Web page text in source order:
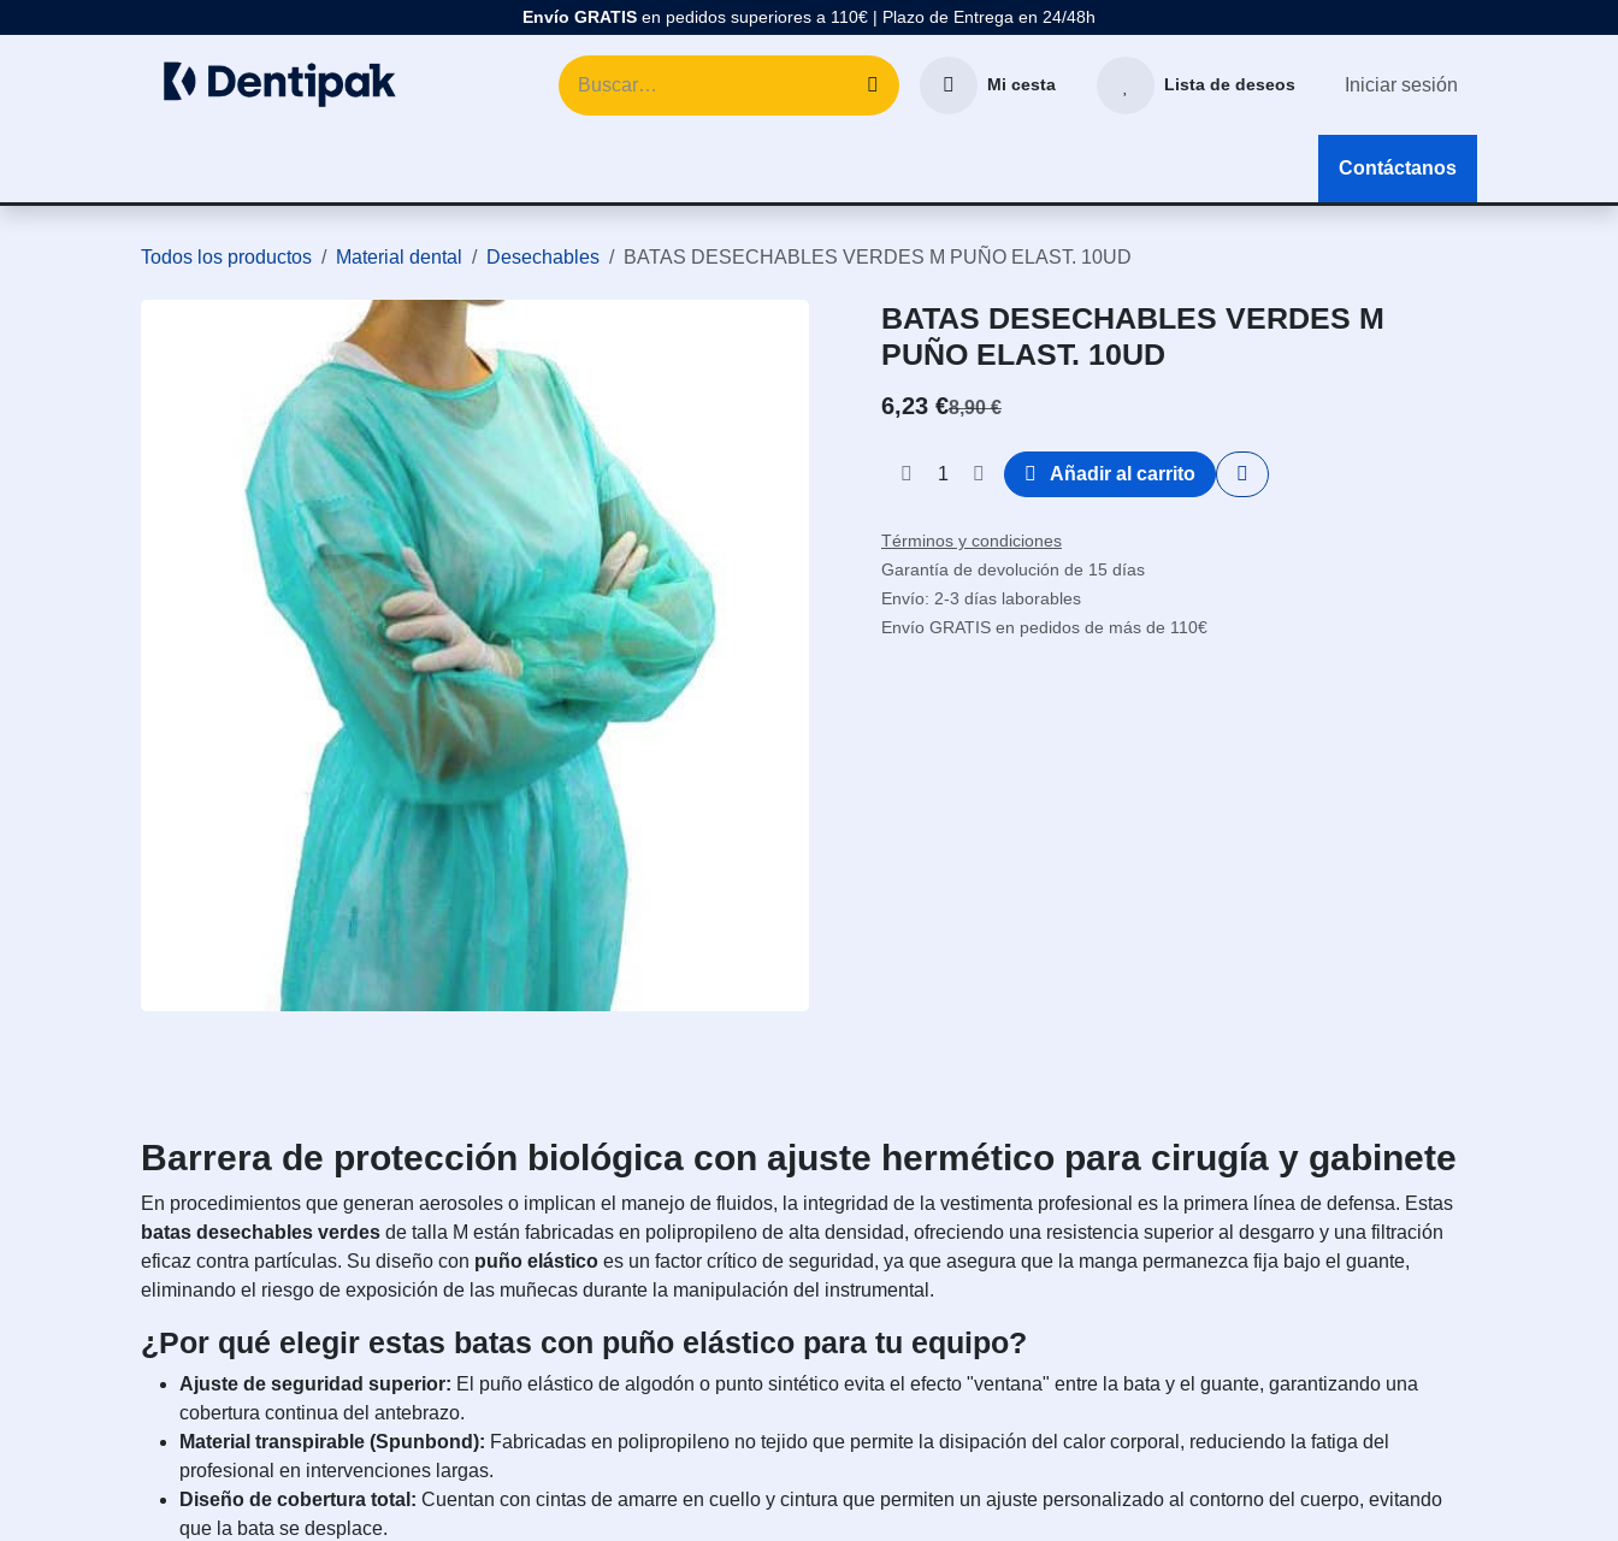
Envío GRATIS en pedidos superiores a 110€ | Plazo de Entrega en 24/48h
Mi cesta Lista de deseos Iniciar sesión
Contáctanos
Todos los productos Material dental Desechables BATAS DESECHABLES VERDES M PUÑO ELAST. 10UD
BATAS DESECHABLES VERDES M
PUÑO ELAST. 10UD
6,23 €8,90€
Añadir al carrito
Términos y condiciones
Garantía de devolución de 15 días
Envío: 2-3 días laborables
Envío GRATIS en pedidos de más de 110€
Barrera de protección biológica con ajuste hermético para cirugía y gabinete
En procedimientos que generan aerosoles o implican el manejo de fluidos, la integridad de la vestimenta profesional es la primera línea de defensa. Estas
batas desechables verdes de talla M están fabricadas en polipropileno de alta densidad, ofreciendo una resistencia superior al desgarro y una filtración
eficaz contra partículas. Su diseño con puño elástico es un factor crítico de seguridad, ya que asegura que la manga permanezca fija bajo el guante,
eliminando el riesgo de exposición de las muñecas durante la manipulación del instrumental.
¿Por qué elegir estas batas con puño elástico para tu equipo?
Ajuste de seguridad superior: El puño elástico de algodón o punto sintético evita el efecto "ventana" entre la bata y el guante, garantizando una
cobertura continua del antebrazo.
Material transpirable (Spunbond): Fabricadas en polipropileno no tejido que permite la disipación del calor corporal, reduciendo la fatiga del
profesional en intervenciones largas.
Diseño de cobertura total: Cuentan con cintas de amarre en cuello y cintura que permiten un ajuste personalizado al contorno del cuerpo, evitando
que la bata se desplace.